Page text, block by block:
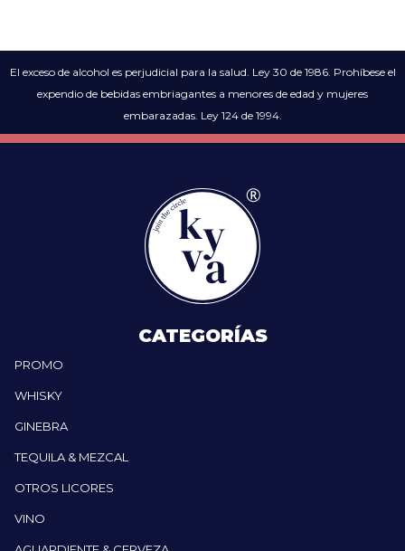
El exceso de alcohol es perjudicial para la salud. Ley 30 de 1986. Prohíbese el
expendio de bebidas embriagantes a menores de edad y mujeres
embarazadas. Ley 124 de 1994.
CATEGORÍAS
PROMO
WHISKY
GINEBRA
TEQUILA & MEZCAL
OTROS LICORES
VINO